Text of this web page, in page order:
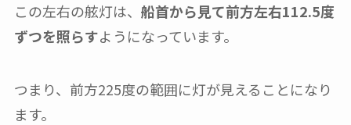
この左右の舷灯は、 船首から見て前方左右112.5度
ずつを照らすようになっています。
つまり、前方225度の範囲に灯が見えることになり
ます。